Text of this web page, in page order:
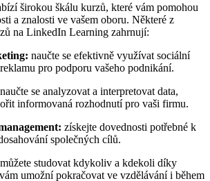
širokou škálu kurzů, které vám pomohou
a znalosti ve vašem oboru. Některé z
na LinkedIn Learning zahrnují:
naučte se efektivně využívat sociální
pro podporu vašeho podnikání.
naučte se analyzovat a interpretovat data,
informovaná rozhodnutí pro vaši firmu.
získejte dovednosti potřebné k
společných cílů.
studovat kdykoliv a kdekoli díky
umožní pokračovat ve vzdělávání i během